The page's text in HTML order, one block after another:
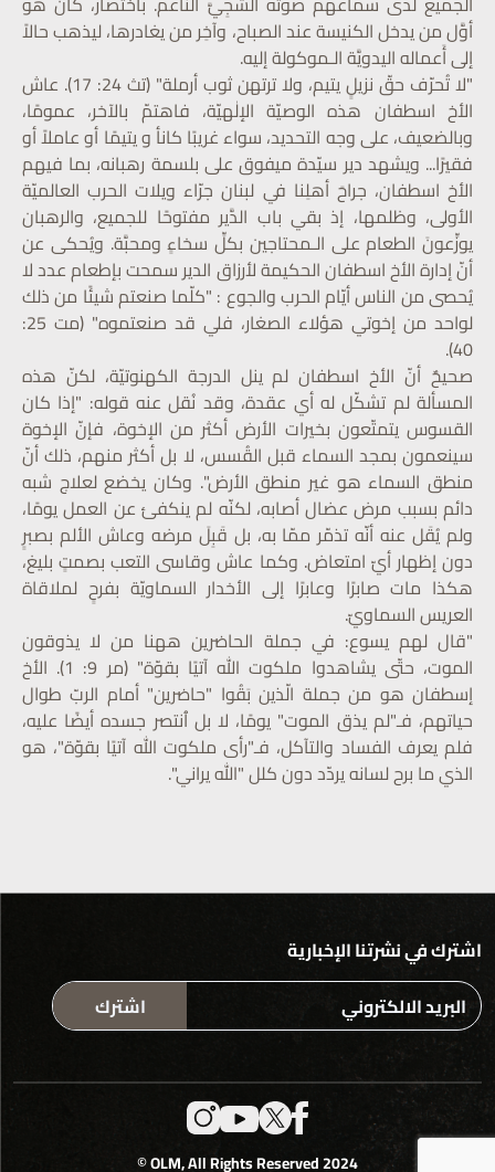
أوَّل من يدخل الكنيسة عند الصباح، وآخِر من يغادرها، ليذهب حالاً
إلى أَعماله اليدويَّة الـموكولة إليه.
"لا تُحرّف حقّ نزيلٍ يتيم، ولا ترتهن ثوب أرملة" (تث 24: 17). عاش
الأخ اسطفان هذه الوصيّة الإلٰهيّة، فاهتمّ بالآخر، عمومًا،
وبالضعيف، على وجه التحديد، سواء غريبًا كانأ و يتيمًا أو عاملاً أو
فقيرًا... ويشهد دير سيّدة ميفوق على بلسمة رهبانه، بما فيهم
الأخ اسطفان، جراحَ أهلِنا في لبنان جرّاء ويلات الحرب العالميّة
الأولى، وظلمها، إذ بقي باب الدَّير مفتوحًا للجميع، والرهبان
يوزِّعونَ الطعام على الـمحتاجين بكلِّ سخاءٍ ومحبَّة. ويُحكى عن
أنّ إدارة الأخ اسطفان الحكيمة لأرزاق الدير سمحت بإطعام عدد لا
يُحصى من الناس أيّام الحرب والجوع : "كلّما صنعتم شيئًا من ذلك
لواحد من إخوتي هؤلاء الصغار، فلي قد صنعتموه" (مت 25:
40).
صحيحٌ أنّ الأخ اسطفان لم ينل الدرجة الكهنوتيّة، لكنّ هذه
المسألة لم تشكّل له أي عقدة، وقد نُقل عنه قوله: "إذا كان
القسوس يتمتّعون بخيرات الأرض أكثر من الإخوة، فإنّ الإخوة
سينعمون بمجد السماء قبل القُسس، لا بل أكثر منهم، ذلك أنّ
منطق السماء هو غير منطق الأرض". وكان يخضع لعلاج شبه
دائم بسبب مرض عضال أصابه، لكنّه لم ينكفئ عن العمل يومًا،
ولم يُقَل عنه أنّه تذمّر ممّا به، بل قَبِلَ مرضه وعاش الألم بصبرٍ
دون إظهار أيّ امتعاض. وكما عاش وقاسى التعب بصمتٍ بليغ،
هكذا مات صابرًا وعابرًا إلى الأخدار السماويّة بفرحٍ لملاقاة
العريس السماويّ.
"قال لهم يسوع: في جملة الحاضرين ههنا من لا يذوقون
الموت، حتّى يشاهدوا ملكوت الله آتيًا بقوّة" (مر 9: 1). الأخ
إسطفان هو من جملة الّذين بَقُوا "حاضرين" أمام الربّ طوال
حياتهم، فـ"لم يذق الموت" يومًا، لا بل ٱنتصر جسده أيضًا عليه،
فلم يعرف الفساد والتآكل، فـ"رأى ملكوت الله آتيًا بقوّة"، هو
الذي ما برح لسانه يردّد دون كلل "الله يراني".
اشترك في نشرتنا الإخبارية
اشترك
2024 OLM, All Rights Reserved ©